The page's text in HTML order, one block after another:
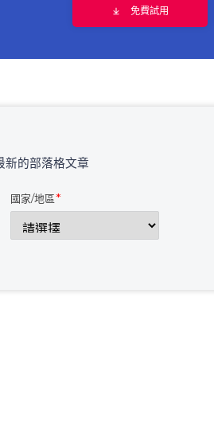
免費試用
新的部落格文章
國家/地區